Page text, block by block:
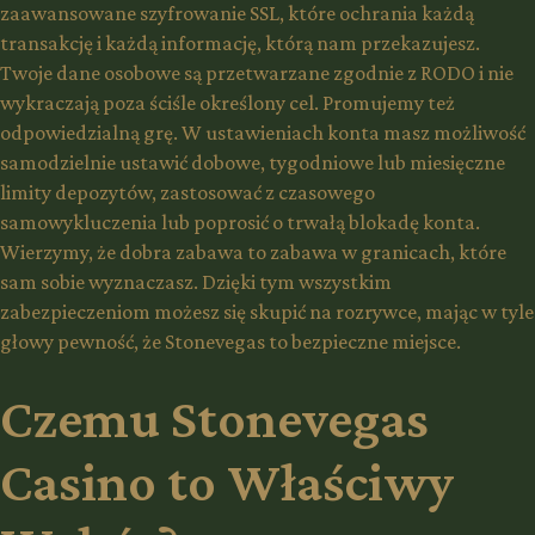
zaawansowane szyfrowanie SSL, które ochrania każdą
transakcję i każdą informację, którą nam przekazujesz.
Twoje dane osobowe są przetwarzane zgodnie z RODO i nie
wykraczają poza ściśle określony cel. Promujemy też
odpowiedzialną grę. W ustawieniach konta masz możliwość
samodzielnie ustawić dobowe, tygodniowe lub miesięczne
limity depozytów, zastosować z czasowego
samowykluczenia lub poprosić o trwałą blokadę konta.
Wierzymy, że dobra zabawa to zabawa w granicach, które
sam sobie wyznaczasz. Dzięki tym wszystkim
zabezpieczeniom możesz się skupić na rozrywce, mając w tyle
głowy pewność, że Stonevegas to bezpieczne miejsce.
Czemu Stonevegas
Casino to Właściwy